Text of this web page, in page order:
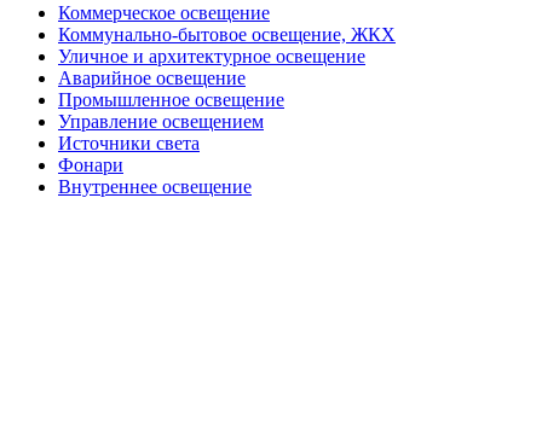
Коммерческое освещение
Коммунально-бытовое освещение, ЖКХ
Уличное и архитектурное освещение
Аварийное освещение
Промышленное освещение
Управление освещением
Источники света
Фонари
Внутреннее освещение